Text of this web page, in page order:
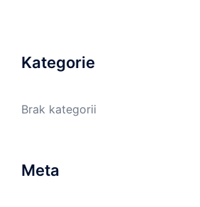
Kategorie
Brak kategorii
Meta